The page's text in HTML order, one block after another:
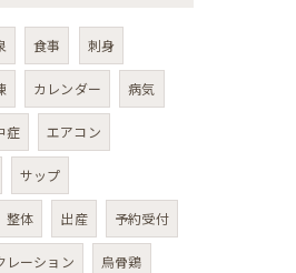
食事 刺身
カレンダー 病気
症 エアコン
サップ
整体 出産 予約受付
レーション 烏骨鶏